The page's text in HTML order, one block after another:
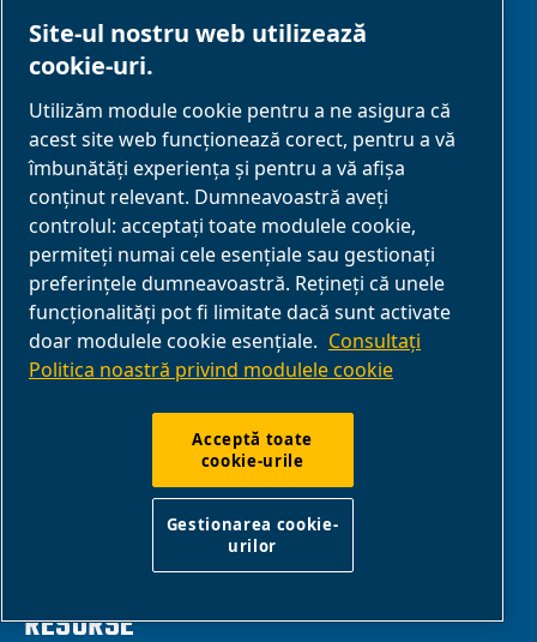
Alimente și băuturi
Medical
Soluții OEM
Profesionalism
Prelucrarea lemnului
SERVICE
Conectivitate
RESURSE
Site-ul nostru web utilizează
cookie-uri.
Utilizăm module cookie pentru a ne asigura că
acest site web funcționează corect, pentru a vă
îmbunătăți experiența și pentru a vă afișa
conținut relevant. Dumneavoastră aveți
controlul: acceptați toate modulele cookie,
permiteți numai cele esențiale sau gestionați
preferințele dumneavoastră. Rețineți că unele
funcționalități pot fi limitate dacă sunt activate
doar modulele cookie esențiale. Consultați
Politica noastră privind modulele cookie
Acceptă toate
cookie-urile
Gestionarea cookie-
urilor